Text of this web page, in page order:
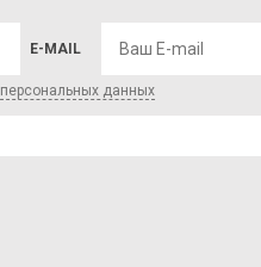
E-MAIL
персональных данных